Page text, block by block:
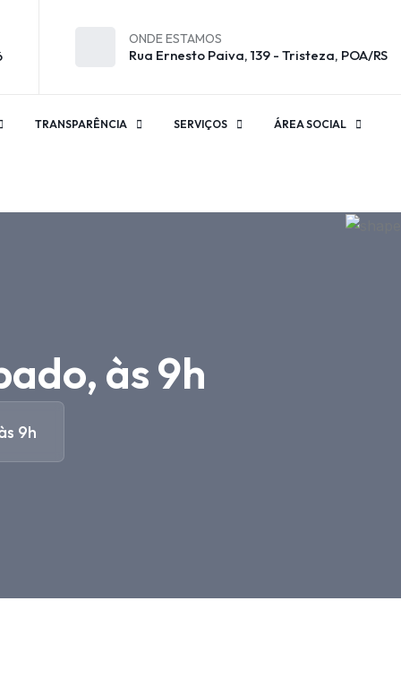
ONDE ESTAMOS
Rua Ernesto Paiva, 139 - Tristeza, POA/RS
TRANSPARÊNCIA SERVIÇOS ÁREA SOCIAL
às 9h
9h